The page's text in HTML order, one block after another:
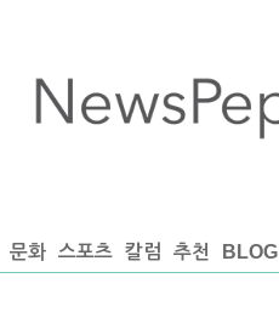
문화 스포츠 칼럼 추천 BLOG